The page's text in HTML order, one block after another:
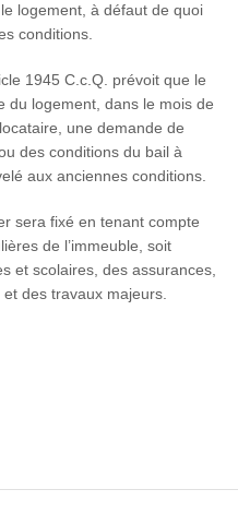
logement, à défaut de quoi
conditions.
1945 C.c.Q. prévoit que le
du logement, dans le mois de
une demande de
des conditions du bail à
aux anciennes conditions.
sera fixé en tenant compte
de l’immeuble, soit
et scolaires, des assurances,
et des travaux majeurs.